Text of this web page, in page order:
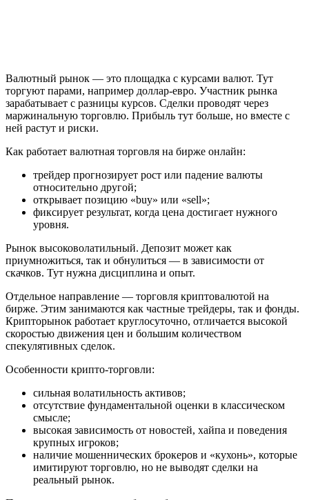
Валютный рынок — это площадка с курсами валют. Тут
торгуют парами, например доллар-евро. Участник рынка
зарабатывает с разницы курсов. Сделки проводят через
маржинальную торговлю. Прибыль тут больше, но вместе с
ней растут и риски.
Как работает валютная торговля на бирже онлайн:
трейдер прогнозирует рост или падение валюты
относительно другой;
открывает позицию «buy» или «sell»;
фиксирует результат, когда цена достигает нужного
уровня.
Рынок высоковолатильный. Депозит может как
приумножиться, так и обнулиться — в зависимости от
скачков. Тут нужна дисциплина и опыт.
Отдельное направление — торговля криптовалютой на
бирже. Этим занимаются как частные трейдеры, так и фонды.
Крипторынок работает круглосуточно, отличается высокой
скоростью движения цен и большим количеством
спекулятивных сделок.
Особенности крипто-торговли:
сильная волатильность активов;
отсутствие фундаментальной оценки в классическом
смысле;
высокая зависимость от новостей, хайпа и поведения
крупных игроков;
наличие мошеннических брокеров и «кухонь», которые
имитируют торговлю, но не выводят сделки на
реальный рынок.